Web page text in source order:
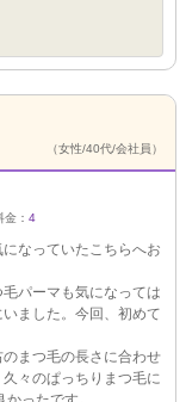
（女性/40代/会社員）
金： 4
なっていたこちらへお
パーマも気になっては
ました。今回、初めて
まつ毛の長さに合わせ
々のぱっちりまつ毛に